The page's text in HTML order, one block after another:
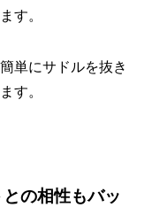
す。
単にサドルを抜き
す。
の相性もバッ